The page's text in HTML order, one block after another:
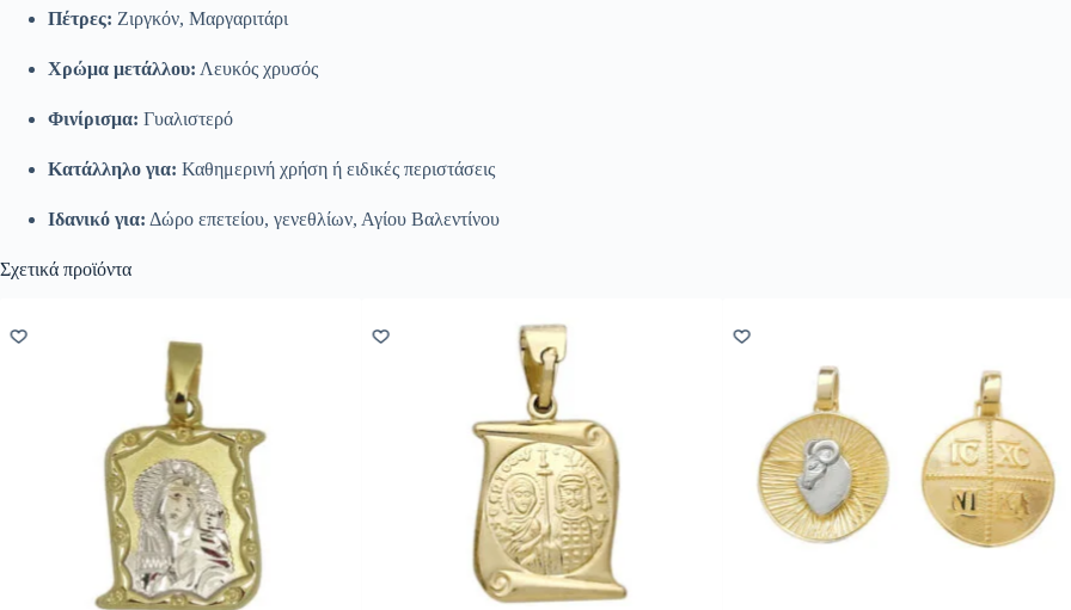
Πέτρες: Ζιργκόν, Μαργαριτάρι
Χρώμα μετάλλου: Λευκός χρυσός
Φινίρισμα: Γυαλιστερό
Κατάλληλο για: Καθημερινή χρήση ή ειδικές περιστάσεις
Ιδανικό για: Δώρο επετείου, γενεθλίων, Αγίου Βαλεντίνου
Σχετικά προϊόντα